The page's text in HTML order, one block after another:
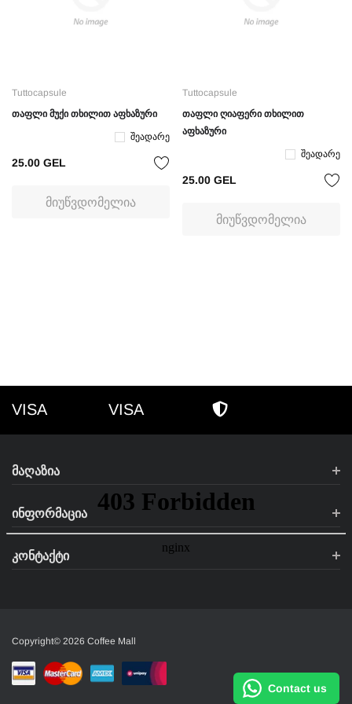
Tuttocapsule
თაფლი მუქი თხილით აფხაზური
Შეადარე
25.00 GEL
ᲛᲘᲣᲬᲕᲓᲝᲛᲔᲚᲘᲐ
Tuttocapsule
თაფლი ღიაფერი თხილით
აფხაზური
Შეადარე
25.00 GEL
ᲛᲘᲣᲬᲕᲓᲝᲛᲔᲚᲘᲐ
VISA VISA
ᲛᲐᲦᲐᲖᲘᲐ
ᲘᲜᲤᲝᲠᲛᲐᲪᲘᲐ
ᲙᲝᲜᲢᲐᲥᲢᲘ
Copyright© 2026 Coffee Mall
Contact us